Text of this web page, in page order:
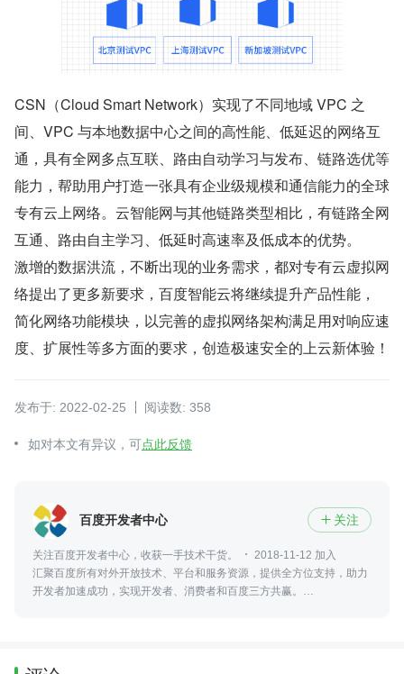
CSN（Cloud Smart Network）实现了不同地域 VPC 之
间、VPC 与本地数据中心之间的高性能、低延迟的网络互
通，具有全网多点互联、路由自动学习与发布、链路选优等
能力，帮助用户打造一张具有企业级规模和通信能力的全球
专有云上网络。云智能网与其他链路类型相比，有链路全网
互通、路由自主学习、低延时高速率及低成本的优势。
激增的数据洪流，不断出现的业务需求，都对专有云虚拟网
络提出了更多新要求，百度智能云将继续提升产品性能，
简化网络功能模块，以完善的虚拟网络架构满足用对响应速
度、扩展性等多方面的要求，创造极速安全的上云新体验！
发布于: 2022-02-25 阅读数: 358
如对本文有异议，可点此反馈
百度开发者中心  关注
关注百度开发者中心，收获一手技术干货。
2018-11-12 加入
汇聚百度所有对外开放技术、平台和服务资源，提供全方位支持，助力
开发者加速成功，实现开发者、消费者和百度三方共赢。